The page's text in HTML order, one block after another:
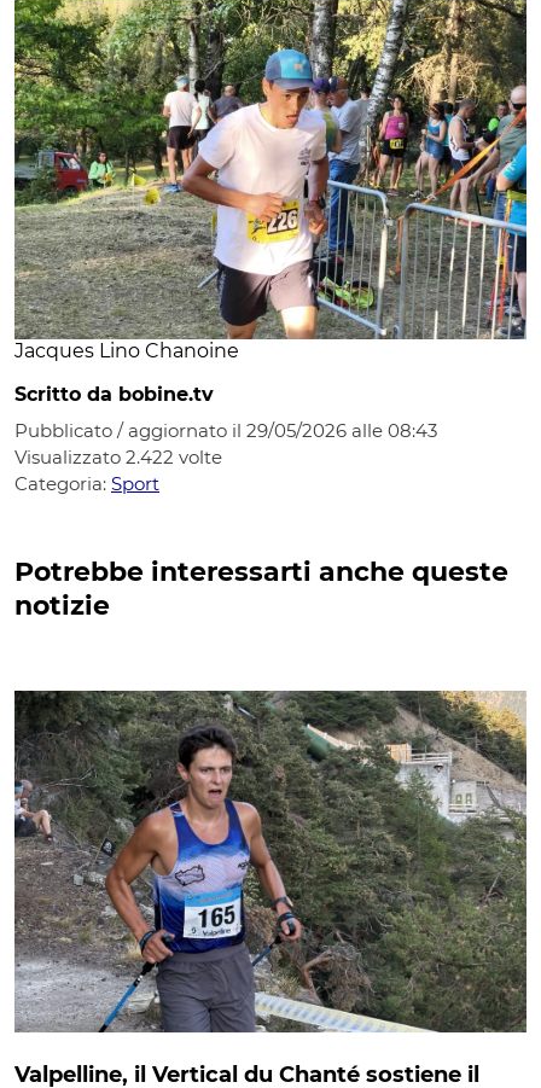
Jacques Lino Chanoine
Scritto da bobine.tv
Pubblicato / aggiornato il 29/05/2026 alle 08:43
Visualizzato 2.422 volte
Categoria: Sport
Potrebbe interessarti anche queste
notizie
Valpelline, il Vertical du Chanté sostiene il